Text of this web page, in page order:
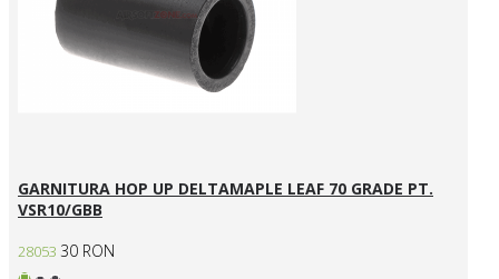
GARNITURA HOP UP DELTAMAPLE LEAF 70 GRADE PT.
VSR10/GBB
28053 30 RON